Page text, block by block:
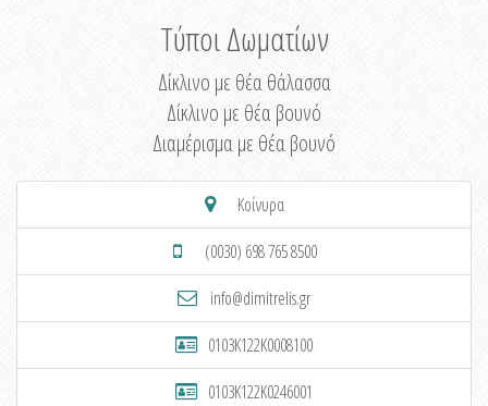
Τύποι Δωματίων
Δίκλινο με θέα θάλασσα
Δίκλινο με θέα βουνό
Διαμέρισμα με θέα βουνό
Κοίνυρα
(0030) 698 765 8500
info@dimitrelis.gr
0103K122K0008100
0103K122K0246001